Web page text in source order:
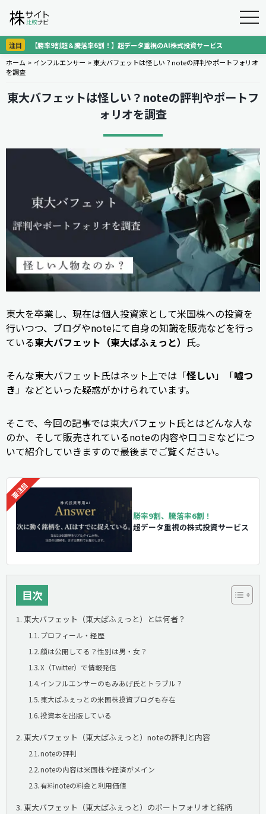
注目
【勝率9割超＆騰落率6割！】超データ重視のAI株式投資サービス
ホーム > インフルエンサー >東大バフェットは怪しい？noteの評判やポートフォリオ
を調査
東大バフェットは怪しい？noteの評判やポートフ
ォリオを調査
東大を卒業し、現在は個人投資家として米国株への投資を
行いつつ、ブログやnoteにて自身の知識を販売などを行っ
ている東大バフェット（東大ぱふぇっと） 氏。
そんな東大バフェット氏はネット上では「怪しい 」「嘘つ
き 」などといった疑惑がかけられています。
そこで、今回の記事では東大バフェット氏とはどんな人な
のか、そして販売されているnoteの内容や口コミなどにつ
いて紹介していきますので最後までご覧ください。
勝率9割、騰落率6割！
超データ重視の株式投資サービス
目次
東大バフェット（東大ぱふぇっと）とは何者？
プロフィール・経歴
顔は公開してる？性別は男・女？
X（Twitter）で情報発信
インフルエンサーのもみあげ氏とトラブル？
東大ぱふぇっとの米国株投資ブログも存在
投資本を出版している
東大バフェット（東大ぱふぇっと）noteの評判と内容
noteの評判
noteの内容は米国株や経済がメイン
有料noteの料金と利用価値
東大バフェット（東大ぱふぇっと）のポートフォリオと銘柄